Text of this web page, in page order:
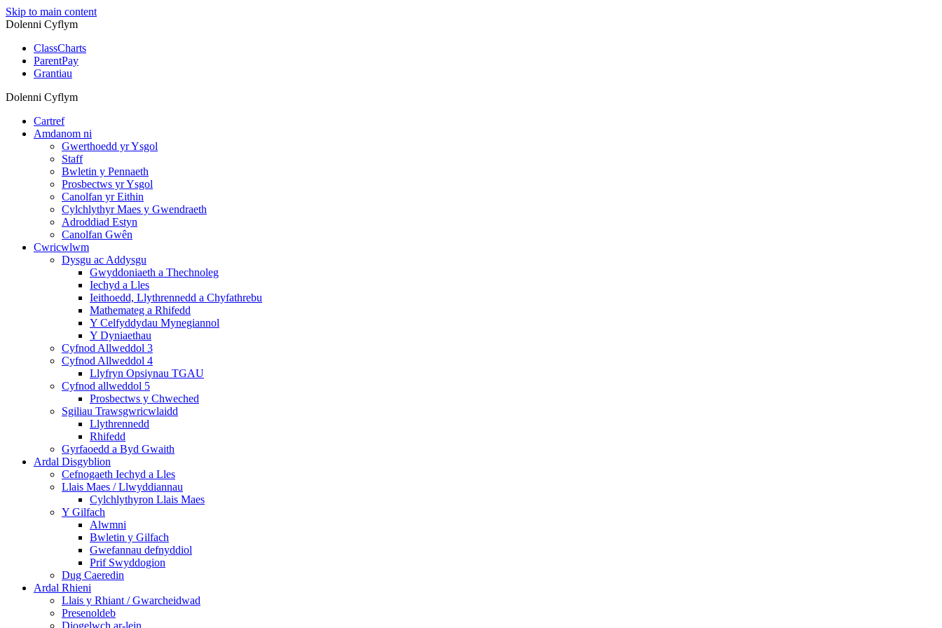
Skip to main content
Dolenni Cyflym
ClassCharts
ParentPay
Grantiau
Dolenni Cyflym
Cartref
Amdanom ni
Gwerthoedd yr Ysgol
Staff
Bwletin y Pennaeth
Prosbectws yr Ysgol
Canolfan yr Eithin
Cylchlythyr Maes y Gwendraeth
Adroddiad Estyn
Canolfan Gwên
Cwricwlwm
Dysgu ac Addysgu
Gwyddoniaeth a Thechnoleg
Iechyd a Lles
Ieithoedd, Llythrennedd a Chyfathrebu
Mathemateg a Rhifedd
Y Celfyddydau Mynegiannol
Y Dyniaethau
Cyfnod Allweddol 3
Cyfnod Allweddol 4
Llyfryn Opsiynau TGAU
Cyfnod allweddol 5
Prosbectws y Chweched
Sgiliau Trawsgwricwlaidd
Llythrennedd
Rhifedd
Gyrfaoedd a Byd Gwaith
Ardal Disgyblion
Cefnogaeth Iechyd a Lles
Llais Maes / Llwyddiannau
Cylchlythyron Llais Maes
Y Gilfach
Alwmni
Bwletin y Gilfach
Gwefannau defnyddiol
Prif Swyddogion
Dug Caeredin
Ardal Rhieni
Llais y Rhiant / Gwarcheidwad
Presenoldeb
Diogelwch ar-lein